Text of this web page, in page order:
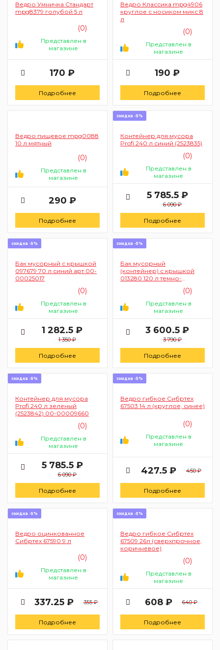
Ведро Умничка Стандарт
mpg8379 голубой 5 л
(0)
Представлен в
магазине
170 ₽
Подробнее
Ведро Классика mpg4906
круглое с носиком микс 8
л
(0)
Представлен в
магазине
190 ₽
Подробнее
Ведро пищевое mpg0088
10 л мятный
(0)
Представлен в
магазине
290 ₽
Подробнее
скидка -5%
Контейнер для мусора
Profi 240 л синий (2523835)
(0)
Представлен в
магазине
5 785.5 ₽
6 090 ₽
Подробнее
скидка -5%
Бак мусорный с крышкой
097679 70 л синий арт 00-
00025017
(0)
Представлен в
магазине
1 282.5 ₽
1 350 ₽
Подробнее
скидка -5%
Бак мусорный
(контейнер) с крышкой
013280 120 л темно-
(0)
Представлен в
магазине
3 600.5 ₽
3 790 ₽
Подробнее
скидка -5%
Контейнер для мусора
Profi 240 л зеленый
(2523842) 00-00009660
(0)
Представлен в
магазине
5 785.5 ₽
6 090 ₽
Подробнее
скидка -5%
Ведро гибкое Сибртех
67503 14 л (круглое, синее)
(0)
Представлен в
магазине
427.5 ₽ 450 ₽
Подробнее
скидка -5%
Ведро оцинкованное
Сибртех 67590 9 л
(0)
Представлен в
магазине
337.25 ₽ 355 ₽
Подробнее
скидка -5%
Ведро гибкое Сибртех
67509 26л (сверхпрочное,
коричневое)
(0)
Представлен в
магазине
608 ₽ 640 ₽
Подробнее